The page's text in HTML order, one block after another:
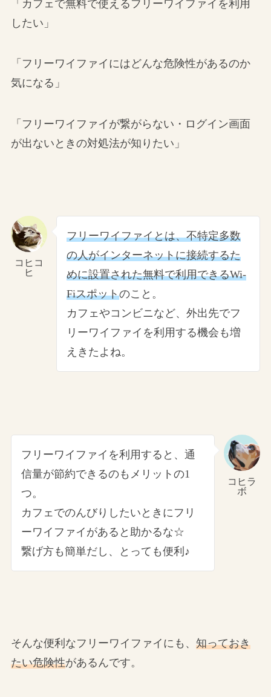
「カフェで無料で使えるフリーワイファイを利用
したい」
「フリーワイファイにはどんな危険性があるのか
気になる」
「フリーワイファイが繋がらない・ログイン画面
が出ないときの対処法が知りたい」
コヒコ
ヒ
フリーワイファイとは、不特定多数
の人がインターネットに接続するた
めに設置された無料で利用できるWi-
Fiスポットのこと。
カフェやコンビニなど、外出先でフ
リーワイファイを利用する機会も増
えきたよね。
コヒラ
ボ
フリーワイファイを利用すると、通
信量が節約できるのもメリットの1
つ。
カフェでのんびりしたいときにフリ
ーワイファイがあると助かるな☆
繋げ方も簡単だし、とっても便利♪
そんな便利なフリーワイファイにも、 知っておき
たい危険性があるんです。